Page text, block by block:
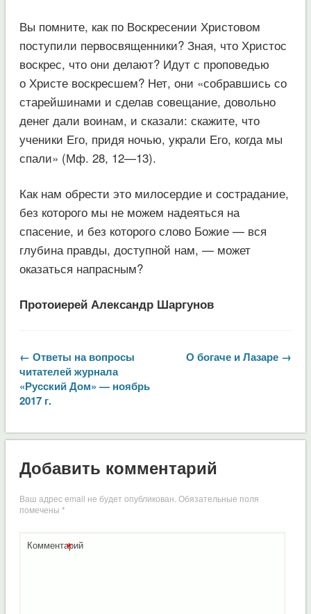
Вы помните, как по Воскресении Христовом
поступили первосвященники? Зная, что Христос
воскрес, что они делают? Идут с проповедью
о Христе воскресшем? Нет, они «собравшись со
старейшинами и сделав совещание, довольно
денег дали воинам, и сказали: скажите, что
ученики Его, придя ночью, украли Его, когда мы
спали» (Мф. 28, 12—13).
Как нам обрести это милосердие и сострадание,
без которого мы не можем надеяться на
спасение, и без которого слово Божие — вся
глубина правды, доступной нам, — может
оказаться напрасным?
Протоиерей Александр Шаргунов
← Ответы на вопросы
читателей журнала
«Русский Дом» — ноябрь
2017 г.
О богаче и Лазаре →
Добавить комментарий
Ваш адрес email не будет опубликован.Обязательные поля
помечены *
Комментарий
*